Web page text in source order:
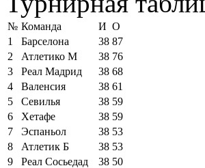
№ Команда И О
1
Барселона 38 87
2
Атлетико М 38 76
3
Реал Мадрид 38 68
4
Валенсия 38 61
5
Севилья 38 59
6
Хетафе 38 59
7
Эспаньол 38 53
8
Атлетик Б 38 53
9
Реал Сосьедад 38 50